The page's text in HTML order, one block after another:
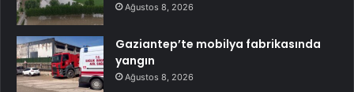
Ağustos 8, 2026
Gaziantep’te mobilya fabrikasında
yangın
Ağustos 8, 2026